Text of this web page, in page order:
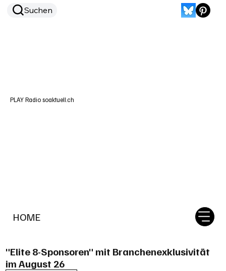
HOME
Suchen
PLAY Radio soaktuell.ch
"Elite 8-Sponsoren" mit Branchenexklusivität
im August 26